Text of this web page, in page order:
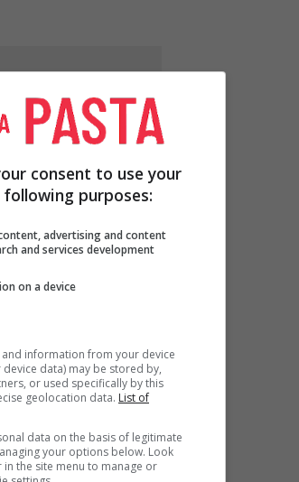
consent to use your
purposes:
advertising and content
and services development
on a device
information from your device
data) may be stored by,
or used specifically by this
geolocation data. List of
data on the basis of legitimate
your options below. Look
the site menu to manage or